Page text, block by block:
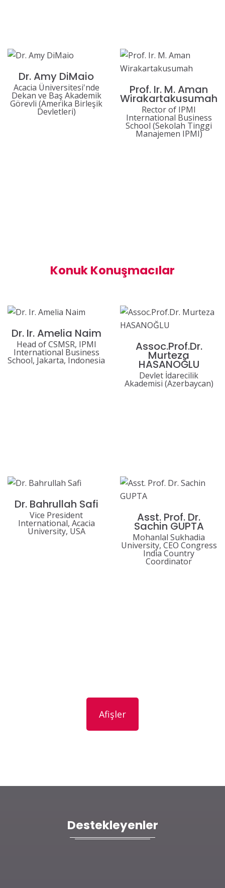
Dr. Amy DiMaio
Acacia Üniversitesi'nde
Dekan ve Baş Akademik
Görevli (Amerika Birleşik
Devletleri)
Prof. Ir. M. Aman
Wirakartakusumah
Rector of IPMI
International Business
School (Sekolah Tinggi
Manajemen IPMI)
Konuk Konuşmacılar
Dr. Ir. Amelia Naim
Head of CSMSR, IPMI
International Business
School, Jakarta, Indonesia
Assoc.Prof.Dr.
Murteza
HASANOĞLU
Devlet İdarecilik
Akademisi (Azerbaycan)
Dr. Bahrullah Safi
Vice President
International, Acacia
University, USA
Asst. Prof. Dr.
Sachin GUPTA
Mohanlal Sukhadia
University, CEO Congress
India Country
Coordinator
Afişler
Destekleyenler